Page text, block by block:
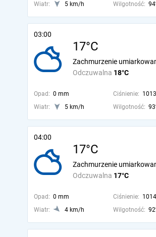
Wiatr:
5 km/h Wilgotność:
03:00
17°C
Odczuwalna 18°C
Zachmurzenie
Opad: 0 mm Ciśnienie:
Wiatr:
5 km/h Wilgotność:
04:00
17°C
Odczuwalna 17°C
Zachmurzenie
Opad: 0 mm Ciśnienie:
Wiatr:
4 km/h Wilgotność: